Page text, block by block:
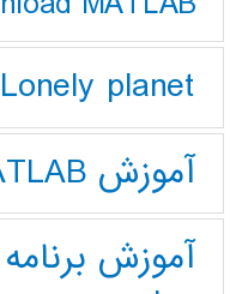
Lonely planet
آموزش MATLAB
آموزش